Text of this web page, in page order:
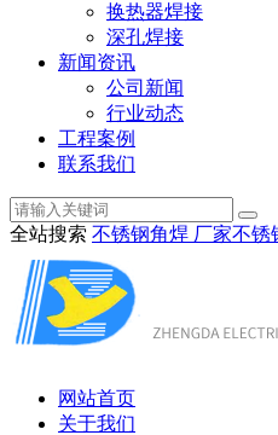
换热器焊接
深孔焊接
新闻资讯
公司新闻
行业动态
工程案例
联系我们
全站搜索 不锈钢角焊 厂家不锈
网站首页
关于我们